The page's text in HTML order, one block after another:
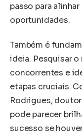
passo para
oportunidades.
Também é
ideia. Pesquisar
concorrentes e
etapas cruciais.
Rodrigues,
pode parecer
sucesso se